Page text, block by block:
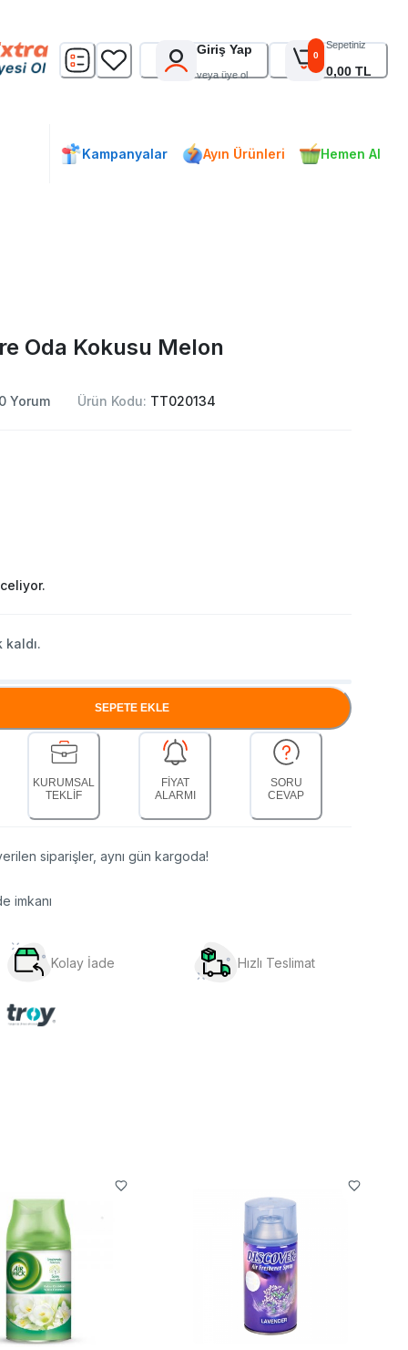
Giriş Yap
veya üye ol
0
Sepetiniz
0,00 TL
Kampanyalar Ayın Ürünleri Hemen Al
Oda Kokusu Melon
0 Yorum Ürün Kodu: TT020134
kaldı.
SEPETE EKLE
KURUMSAL
TEKLİF
FİYAT
ALARMI
SORU
CEVAP
siparişler, aynı gün kargoda!
imkanı
Kolay İade Hızlı Teslimat